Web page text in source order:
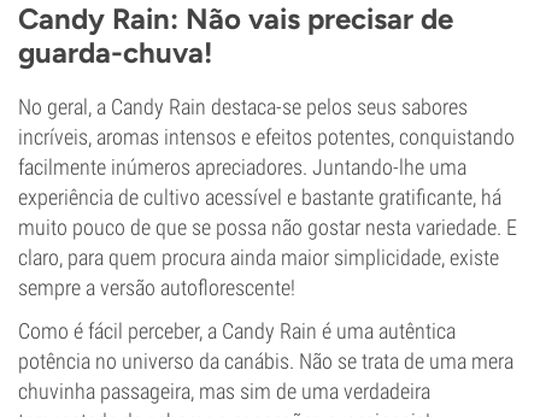
Candy Rain: Não vais precisar de
guarda-chuva!
No geral, a Candy Rain destaca-se pelos seus sabores
incríveis, aromas intensos e efeitos potentes, conquistando
facilmente inúmeros apreciadores. Juntando-lhe uma
experiência de cultivo acessível e bastante gratificante, há
muito pouco de que se possa não gostar nesta variedade. E
claro, para quem procura ainda maior simplicidade, existe
sempre a versão autoflorescente!
Como é fácil perceber, a Candy Rain é uma autêntica
potência no universo da canábis. Não se trata de uma mera
chuvinha passageira, mas sim de uma verdadeira